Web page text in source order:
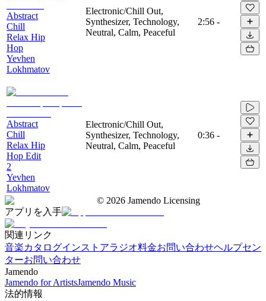
Abstract
Chill
Relax Hip
Hop
Yevhen
Lokhmatov
Electronic/Chill Out,
Synthesizer, Technology,
Neutral, Calm, Peaceful
2:56 -
Abstract
Chill
Relax Hip
Hop Edit
2
Yevhen
Lokhmatov
Electronic/Chill Out,
Synthesizer, Technology,
Neutral, Calm, Peaceful
0:36 -
© 2026 Jamendo Licensing
アプリを入手
関連リンク
音楽カタログインストアラジオ料金お問い合わせヘルプセン
ターお問い合わせ
Jamendo
Jamendo for ArtistsJamendo Music
法的情報